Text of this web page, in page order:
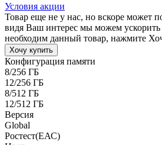
Условия акции
Товар еще не у нас, но вскоре может
видя Ваш интерес мы можем
необходим данный товар, нажмите
Хочу купить
Конфигурация памяти
8/256 ГБ
12/256 ГБ
8/512 ГБ
12/512 ГБ
Версия
Global
Pостест(ЕАС)